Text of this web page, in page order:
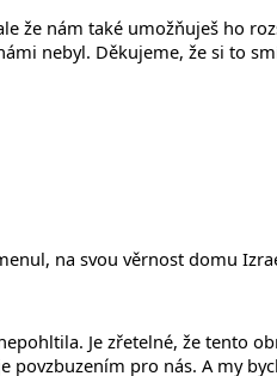
že nám také umožňuješ ho
nebyl. Děkujeme, že si to
na svou věrnost domu
Je zřetelné, že tento
povzbuzením pro nás. A my